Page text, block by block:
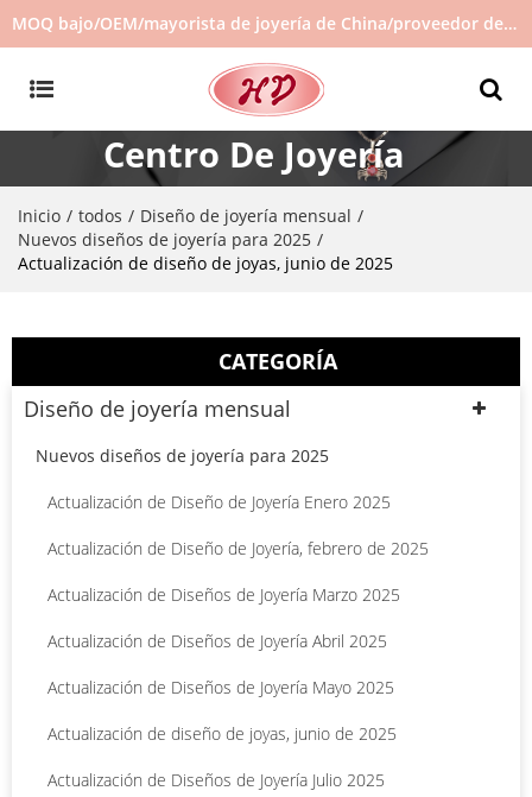
MOQ bajo/OEM/mayorista de joyería de China/proveedor de joyas/joyería de gran venta en stock/no hay joyas de segunda mano
Centro De Joyería
Inicio / todos / Diseño de joyería mensual /
Nuevos diseños de joyería para 2025 /
Actualización de diseño de joyas, junio de 2025
CATEGORÍA
Diseño de joyería mensual
Nuevos diseños de joyería para 2025
Actualización de Diseño de Joyería Enero 2025
Actualización de Diseño de Joyería, febrero de 2025
Actualización de Diseños de Joyería Marzo 2025
Actualización de Diseños de Joyería Abril 2025
Actualización de Diseños de Joyería Mayo 2025
Actualización de diseño de joyas, junio de 2025
Actualización de Diseños de Joyería Julio 2025